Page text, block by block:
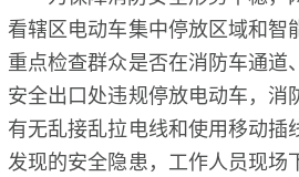
看辖区电动车集中停放区域和智
重点检查群众是否在消防车通道
安全出口处违规停放电动车，消
有无乱接乱拉电线和使用移动插
发现的安全隐患，工作人员现场